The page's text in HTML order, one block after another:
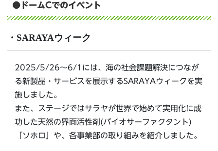
●ドームCでのイベント
・SARAYAウィーク
2025/5/26～6/1には、海の社会課題解決につなが
る新製品・サービスを展示するSARAYAウィークを実
施しました。
また、ステージではサラヤが世界で始めて実用化に成
功した天然の界面活性剤(バイオサーファクタント)
「ソホロ」や、各事業部の取り組みを紹介しました。